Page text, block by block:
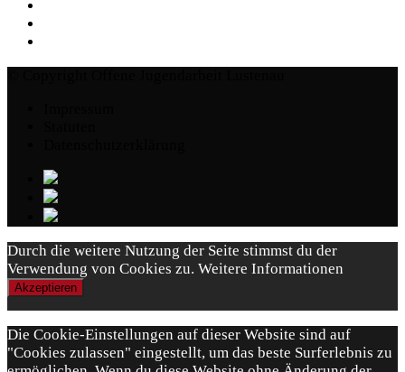
Durch die weitere Nutzung der Seite stimmst du der
Verwendung von Cookies zu. Weitere Informationen
Akzeptieren
Die Cookie-Einstellungen auf dieser Website sind auf
"Cookies zulassen" eingestellt, um das beste Surferlebnis zu